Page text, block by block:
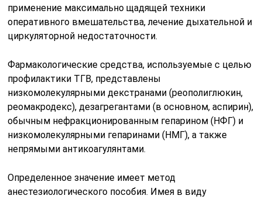
применение максимально щадящей техники
оперативного вмешательства, лечение дыхательной и
циркуляторной недостаточности.
Фармакологические средства, используемые с целью
профилактики ТГВ, представлены
низкомолекулярными декстранами (реополиглюкин,
реомакродекс), дезагрегантами (в основном, аспирин),
обычным нефракционированным гепарином (НФГ) и
низкомолекулярными гепаринами (НМГ), а также
непрямыми антикоагулянтами.
Определенное значение имеет метод
анестезиологического пособия. Имея в виду